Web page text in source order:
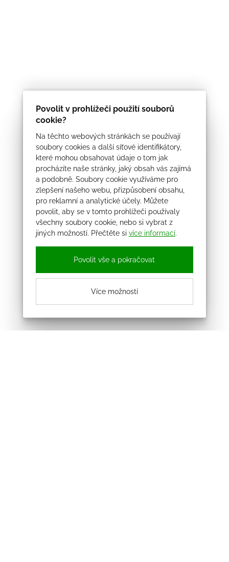
Povolit v prohlížeči použití souborů
cookie?
Na těchto webových stránkách se používají
soubory cookies a další síťové identifikátory,
které mohou obsahovat údaje o tom jak
procházíte naše stránky, jaký obsah vás zajímá
a podobně. Soubory cookie využíváme pro
zlepšení našeho webu, přizpůsobení obsahu,
pro reklamní a analytické účely. Můžete
povolit, aby se v tomto prohlížeči používaly
všechny soubory cookie, nebo si vybrat z
jiných možností. Přečtěte si více informací.
Povolit vše a pokračovat
Více možností